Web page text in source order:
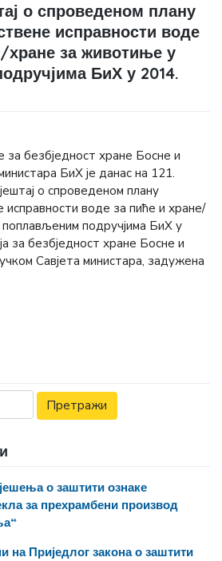
о спроведеном плану
исправности воде
хране за животиње у
БиХ у 2014.
за безбједност хране Босне и
БиХ је данас на 121.
о спроведеном плану
воде за пиће и хране/
подручјима БиХ у
за безбједност хране Босне и
Савјета министара, задужена
о заштити ознаке
за прехрамбени производ
на Приједлог закона о заштити